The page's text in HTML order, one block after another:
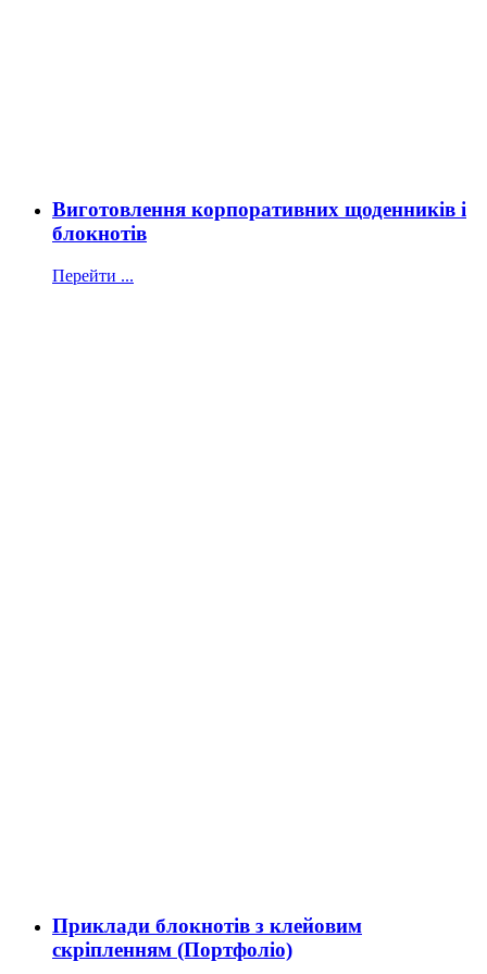
Виготовлення корпоративних щоденників і
блокнотів
Перейти ...
Приклади блокнотів з клейовим
скріпленням (Портфоліо)